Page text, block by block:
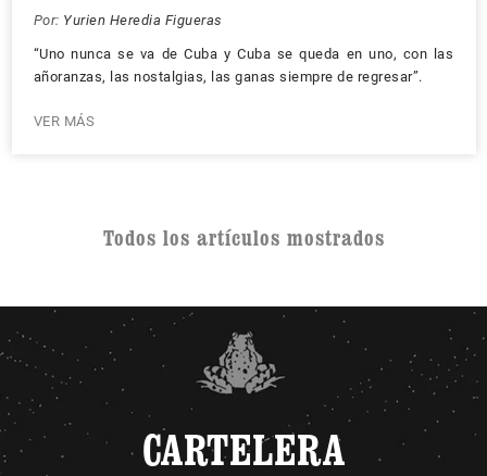
Por: Yurien Heredia Figueras
“Uno nunca se va de Cuba y Cuba se queda en uno, con las
añoranzas, las nostalgias, las ganas siempre de regresar”.
VER MÁS
Todos los artículos mostrados
CARTELERA